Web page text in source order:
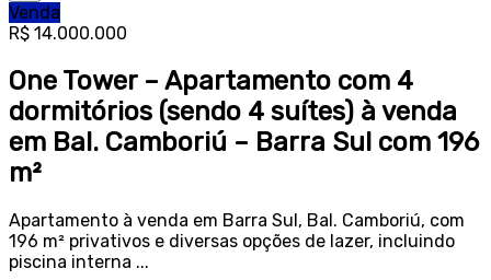
Venda
R$ 14.000.000
One Tower – Apartamento com 4
dormitórios (sendo 4 suítes) à venda
em Bal. Camboriú – Barra Sul com 196
m²
Apartamento à venda em Barra Sul, Bal. Camboriú, com
196 m² privativos e diversas opções de lazer, incluindo
piscina interna ...